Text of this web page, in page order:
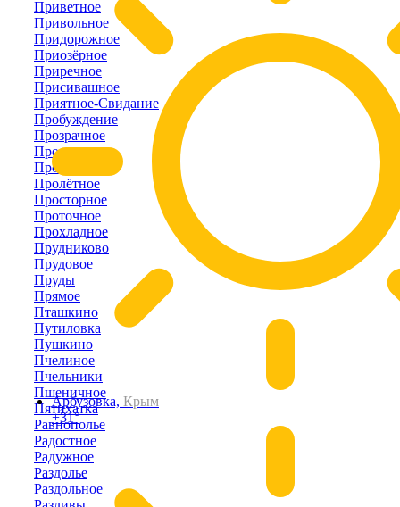
Арбузовка, Крым
+31°
Приветное
Привольное
Придорожное
Приозёрное
Приречное
Присивашное
Приятное-Свидание
Пробуждение
Прозрачное
Пролетарка
Пролом
Пролётное
Просторное
Проточное
Прохладное
Прудниково
Прудовое
Пруды
Прямое
Пташкино
Путиловка
Пушкино
Пчелиное
Пчельники
Пшеничное
Пятихатка
Равнополье
Радостное
Радужное
Раздолье
Раздольное